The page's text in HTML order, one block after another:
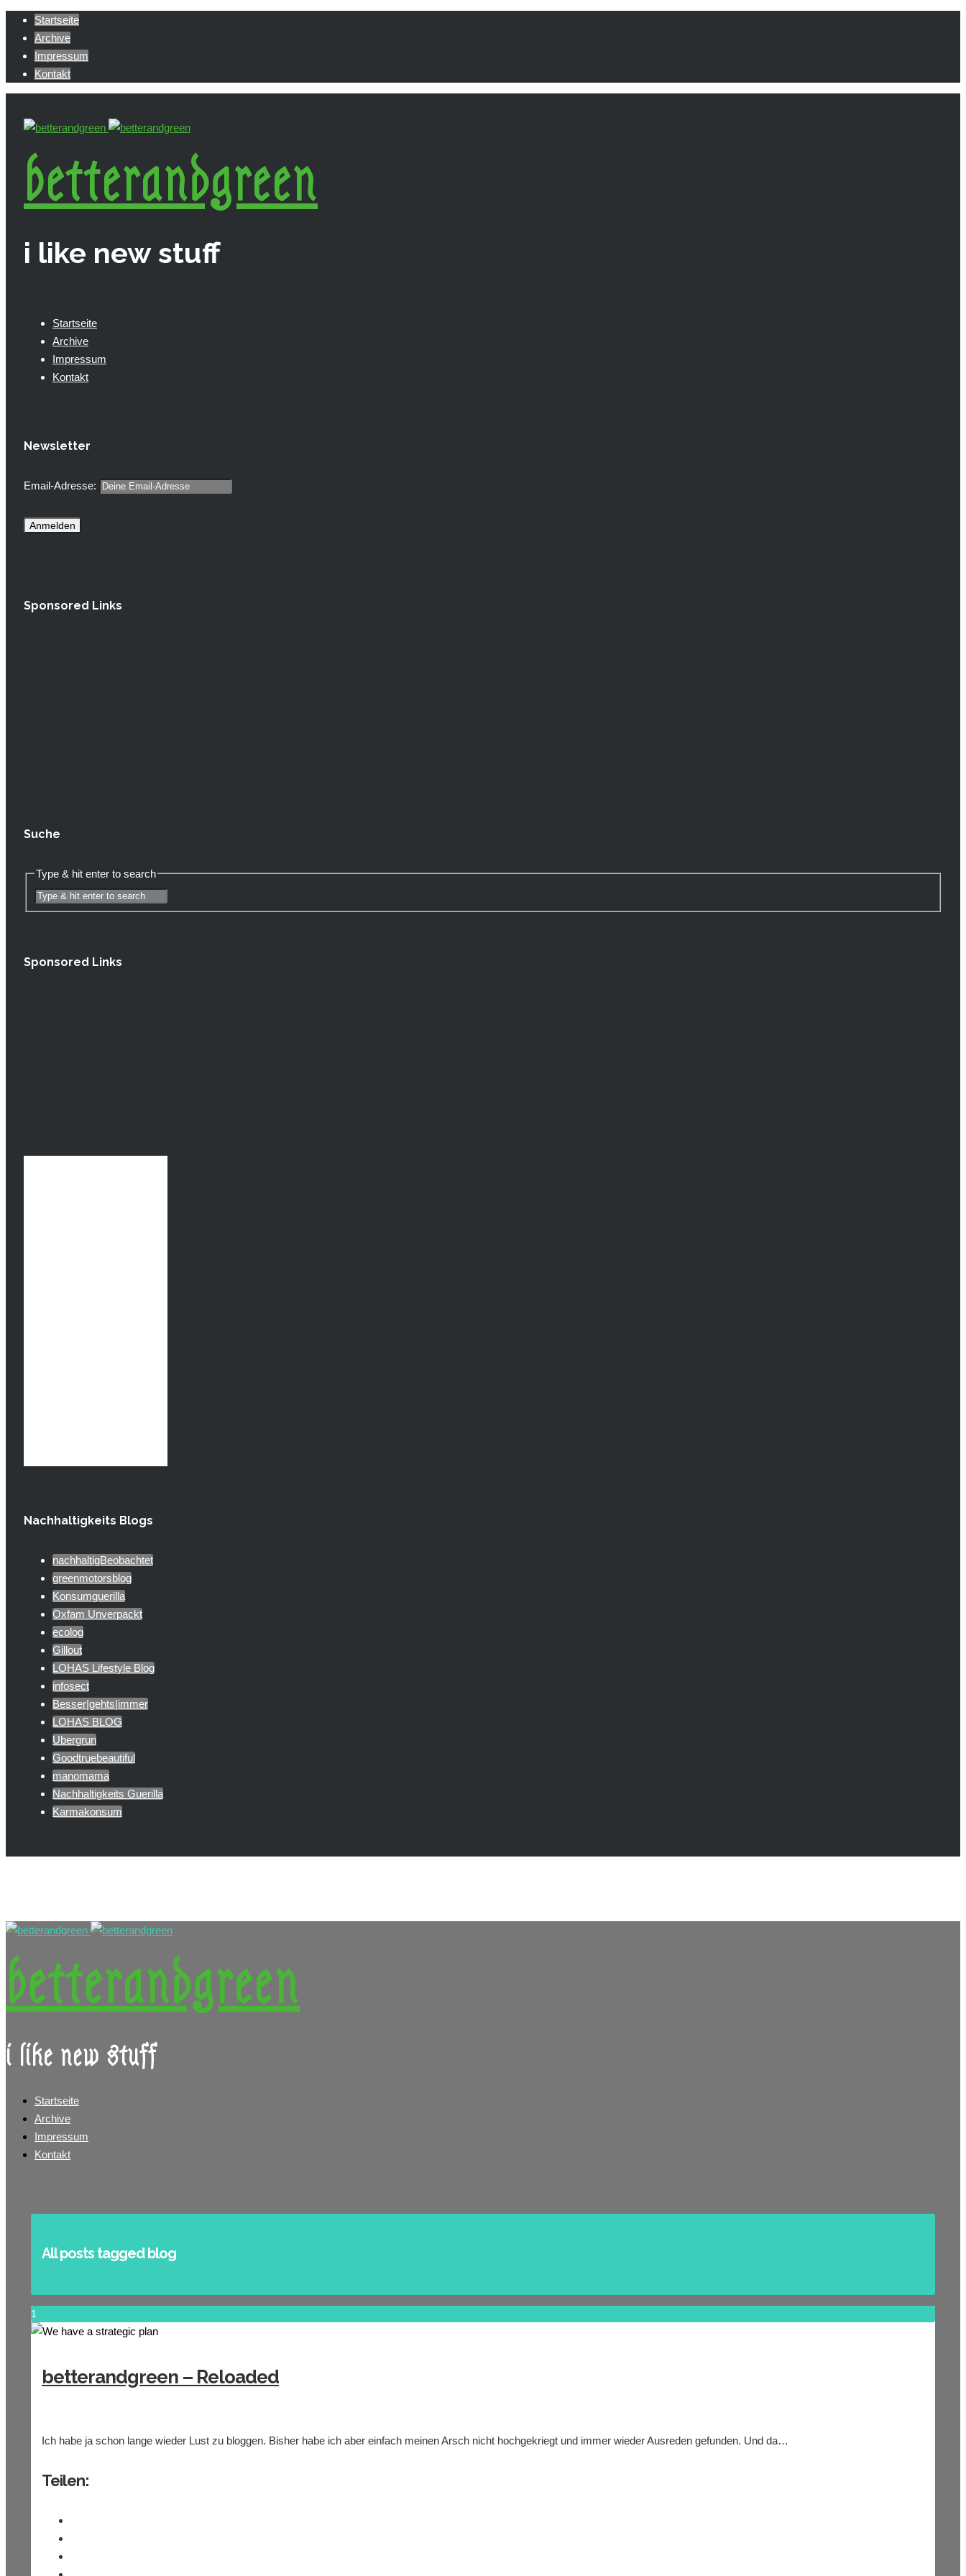
Startseite
Archive
Impressum
Kontakt
betterandgreen
i like new stuff
Startseite
Archive
Impressum
Kontakt
Newsletter
Email-Adresse:
Sponsored Links
Suche
Type & hit enter to search
Sponsored Links
Nachhaltigkeits Blogs
nachhaltigBeobachtet
greenmotorsblog
Konsumguerilla
Oxfam Unverpackt
ecolog
Gillout
LOHAS Lifestyle Blog
infosect
Besser|gehts|immer
LOHAS BLOG
Ubergrun
Goodtruebeautiful
manomama
Nachhaltigkeits Guerilla
Karmakonsum
betterandgreen
i like new stuff
Startseite
Archive
Impressum
Kontakt
All posts tagged blog
1
betterandgreen – Reloaded
Ich habe ja schon lange wieder Lust zu bloggen. Bisher habe ich aber einfach meinen Arsch nicht hochgekriegt und immer wieder Ausreden gefunden. Und da…
Teilen: